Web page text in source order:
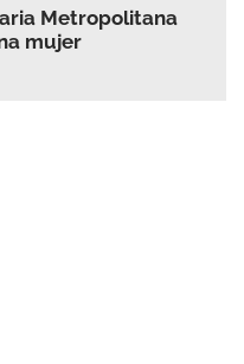
Metropolitana
mujer